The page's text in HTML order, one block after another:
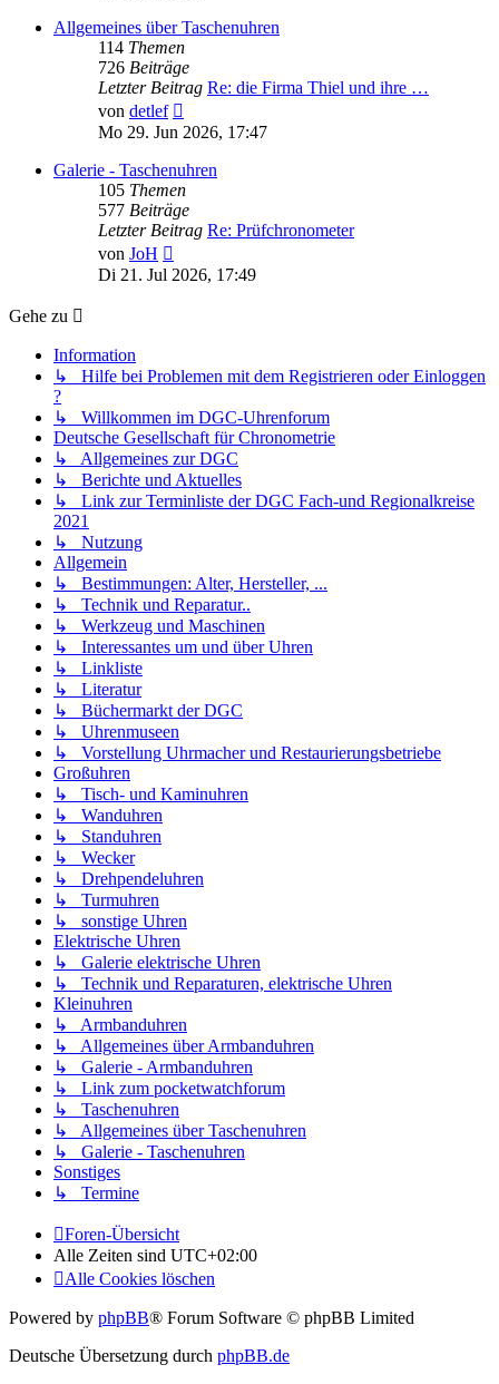
Allgemeines über Taschenuhren
114 Themen
726 Beiträge
Letzter Beitrag Re: die Firma Thiel und ihre …
von detlef
Beitrag
Mo 29. Jun 2026, 17:47
Galerie - Taschenuhren
105 Themen
577 Beiträge
Letzter Beitrag Re: Prüfchronometer
von JoH
Beitrag
Di 21. Jul 2026, 17:49
Gehe zu
Information
↳ Hilfe bei Problemen mit dem Registrieren oder Einloggen
?
↳ Willkommen im DGC-Uhrenforum
Deutsche Gesellschaft für Chronometrie
↳ Allgemeines zur DGC
↳ Berichte und Aktuelles
↳ Link zur Terminliste der DGC Fach-und Regionalkreise
2021
↳ Nutzung
Allgemein
↳ Bestimmungen: Alter, Hersteller, ...
↳ Technik und Reparatur..
↳ Werkzeug und Maschinen
↳ Interessantes um und über Uhren
↳ Linkliste
↳ Literatur
↳ Büchermarkt der DGC
↳ Uhrenmuseen
↳ Vorstellung Uhrmacher und Restaurierungsbetriebe
Großuhren
↳ Tisch- und Kaminuhren
↳ Wanduhren
↳ Standuhren
↳ Wecker
↳ Drehpendeluhren
↳ Turmuhren
↳ sonstige Uhren
Elektrische Uhren
↳ Galerie elektrische Uhren
↳ Technik und Reparaturen, elektrische Uhren
Kleinuhren
↳ Armbanduhren
↳ Allgemeines über Armbanduhren
↳ Galerie - Armbanduhren
↳ Link zum pocketwatchforum
↳ Taschenuhren
↳ Allgemeines über Taschenuhren
↳ Galerie - Taschenuhren
Sonstiges
↳ Termine
Foren-Übersicht
Alle Zeiten sind UTC+02:00
Alle Cookies löschen
Powered by phpBB® Forum Software © phpBB Limited
Deutsche Übersetzung durch phpBB.de